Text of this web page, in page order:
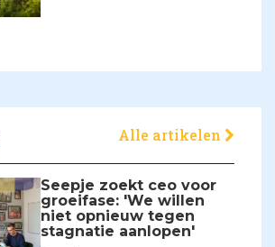
Alle artikelen
Seepje zoekt ceo voor
groeifase: 'We willen
niet opnieuw tegen
stagnatie aanlopen'